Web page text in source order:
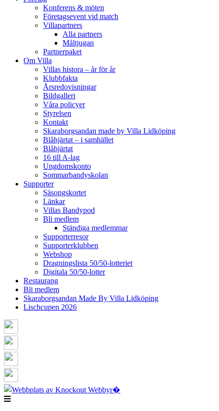
Konferens & möten
Företagsevent vid match
Villapartners
Alla partners
Måltjugan
Partnerpaket
Om Villa
Villas histora – år för år
Klubbfakta
Årsredovisningar
Bildgalleri
Våra policyer
Styrelsen
Kontakt
Skaraborgsandan made by Villa Lidköping
Blåhjärtat – i samhället
Blåhjärtat
16 till A-lag
Ungdomskonto
Sommarbandyskolan
Supporter
Säsongskortet
Länkar
Villas Bandypod
Bli medlem
Ständiga medlemmar
Supporterresor
Supporterklubben
Webshop
Dragningslista 50/50-lotteriet
Digitala 50/50-lotter
Restaurang
Bli medlem
Skaraborgsandan Made By Villa Lidköping
Lischcupen 2026